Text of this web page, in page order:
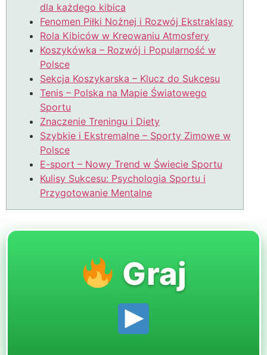
dla każdego kibica
Fenomen Piłki Nożnej i Rozwój Ekstraklasy
Rola Kibiców w Kreowaniu Atmosfery
Koszykówka – Rozwój i Popularność w
Polsce
Sekcja Koszykarska – Klucz do Sukcesu
Tenis – Polska na Mapie Światowego
Sportu
Znaczenie Treningu i Diety
Szybkie i Ekstremalne – Sporty Zimowe w
Polsce
E-sport – Nowy Trend w Świecie Sportu
Kulisy Sukcesu: Psychologia Sportu i
Przygotowanie Mentalne
Graj